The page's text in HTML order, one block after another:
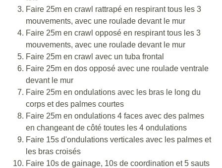
Faire 25m en crawl rattrapé en respirant tous les 3
mouvements, avec une roulade devant le mur
Faire 25m en crawl opposé en respirant tous les 3
mouvements, avec une roulade devant le mur
Faire 25m en crawl avec un tuba frontal
Faire 25m en dos opposé avec une roulade ventrale
devant le mur
Faire 25m en ondulations avec les bras le long du
corps et des palmes courtes
Faire 25m en ondulations 4 faces avec des palmes
en changeant de côté toutes les 4 ondulations
Faire 15s d'ondulations verticales avec les palmes et
les bras croisés
Faire 10s de gainage, 10s de coordination et 5 sauts